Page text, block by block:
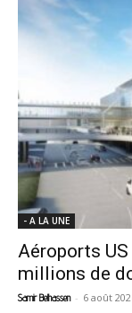
- A LA UNE
Aéroports
millions de
Samir Belhassen - 6 août